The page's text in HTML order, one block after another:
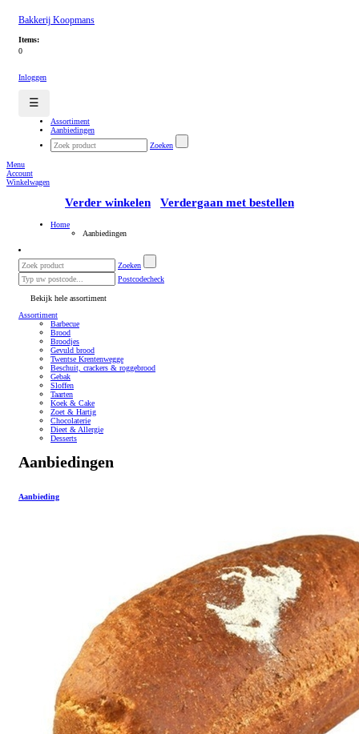
Bakkerij Koopmans
Items:
0
Inloggen
☰
Assortiment
Aanbiedingen
Zoeken
Menu
Account
Winkelwagen
Verder winkelen Verdergaan met bestellen
Home
Aanbiedingen
Zoeken
Postcodecheck
Bekijk hele assortiment
Assortiment
Barbecue
Brood
Broodjes
Gevuld brood
Twentse Krentenwegge
Beschuit, crackers & roggebrood
Gebak
Sloffen
Taarten
Koek & Cake
Zoet & Hartig
Chocolaterie
Dieet & Allergie
Desserts
Aanbiedingen
Aanbieding